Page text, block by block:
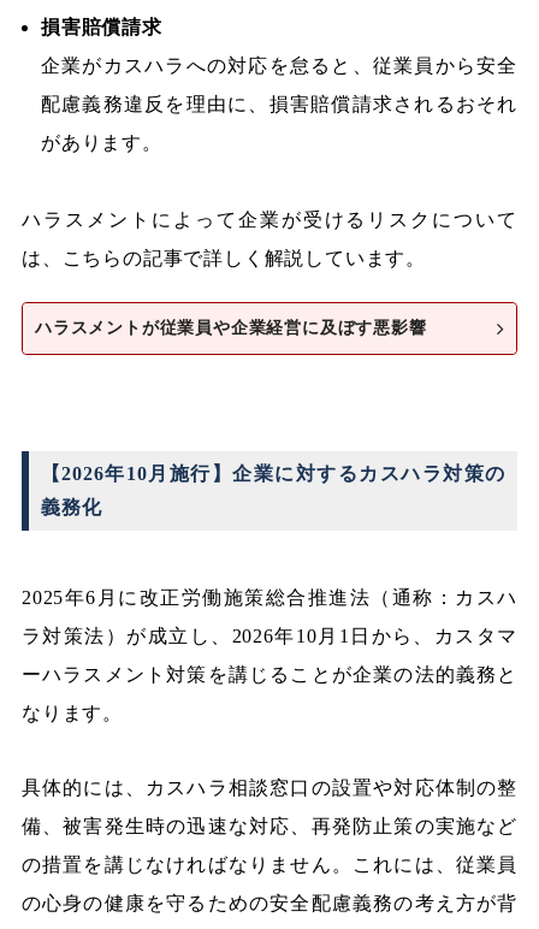
損害賠償請求
企業がカスハラへの対応を怠ると、従業員から安全
配慮義務違反を理由に、損害賠償請求されるおそれ
があります。
ハラスメントによって企業が受けるリスクについて
は、こちらの記事で詳しく解説しています。
ハラスメントが従業員や企業経営に及ぼす悪影響
【2026年10月施行】企業に対するカスハラ対策の
義務化
2025年6月に改正労働施策総合推進法（通称：カスハ
ラ対策法）が成立し、2026年10月1日から、カスタマ
ーハラスメント対策を講じることが企業の法的義務と
なります。
具体的には、カスハラ相談窓口の設置や対応体制の整
備、被害発生時の迅速な対応、再発防止策の実施など
の措置を講じなければなりません。これには、従業員
の心身の健康を守るための安全配慮義務の考え方が背